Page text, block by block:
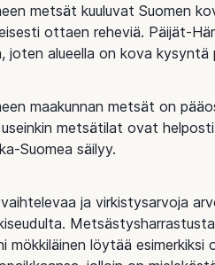
metsät kuuluvat Suomen
ottaen reheviä. Päijät-
joten alueella on kova kysyntä
maakunnan metsät on
metsätilat ovat
Suomea säilyy.
ja virkistysarvoja
mökkiläinen löytää